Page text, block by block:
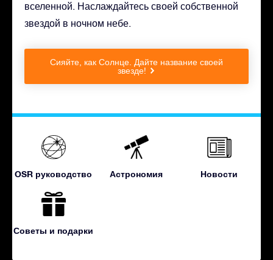
вселенной. Наслаждайтесь своей собственной
звездой в ночном небе.
Сияйте, как Солнце. Дайте название своей
звезде!
OSR руководство Астрономия Новости
Советы и подарки